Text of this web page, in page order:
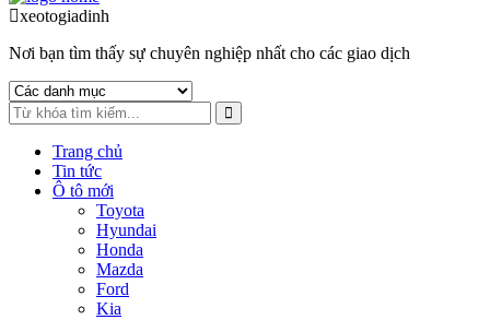
to
toxeotogiadinh
Nơi bạn tìm thấy sự chuyên nghiệp nhất cho các giao dịch
Trang chủ
Tin tức
Ô tô mới
Toyota
Hyundai
Honda
Mazda
Ford
Kia